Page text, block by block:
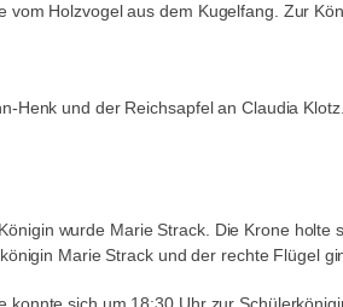
Holzvogel aus dem Kugelfang. Zur
Henk und der Reichsapfel an Claudia
wurde Marie Strack. Die Krone
Marie Strack und der rechte Flügel